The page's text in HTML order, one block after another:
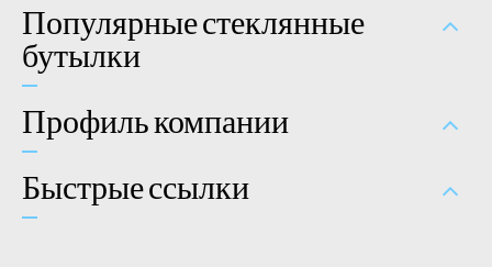
Популярные стеклянные
бутылки
Профиль компании
Быстрые ссылки